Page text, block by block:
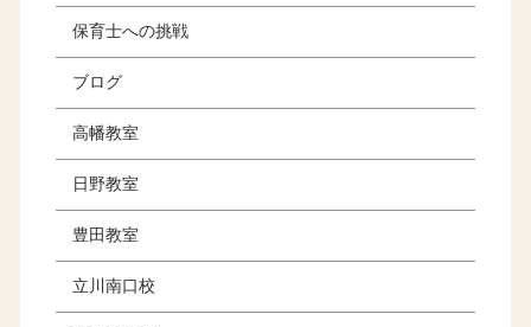
保育士への挑戦
ブログ
高幡教室
日野教室
豊田教室
立川南口校